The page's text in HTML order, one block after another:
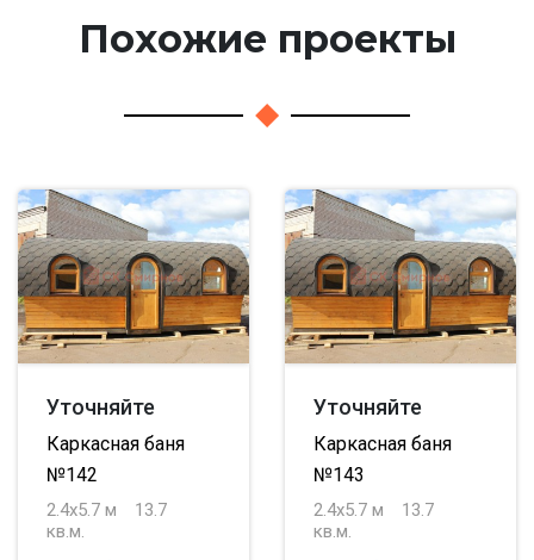
Похожие проекты
Уточняйте
Каркасная баня
№142
2.4х5.7 м
13.7
кв.м.
Уточняйте
Каркасная баня
№143
2.4х5.7 м
13.7
кв.м.